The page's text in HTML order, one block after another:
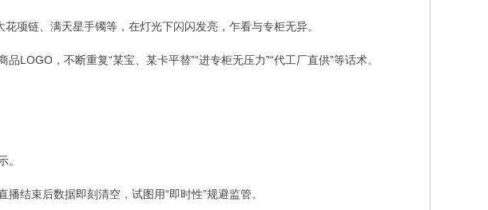
项链、满天星手镯等，在灯光下闪闪发亮，乍看与专柜无异。
，不断重复“某宝、某卡平替”“进专柜无压力”“代工厂直供”等话术。
。
结束后数据即刻清空，试图用“即时性”规避监管。